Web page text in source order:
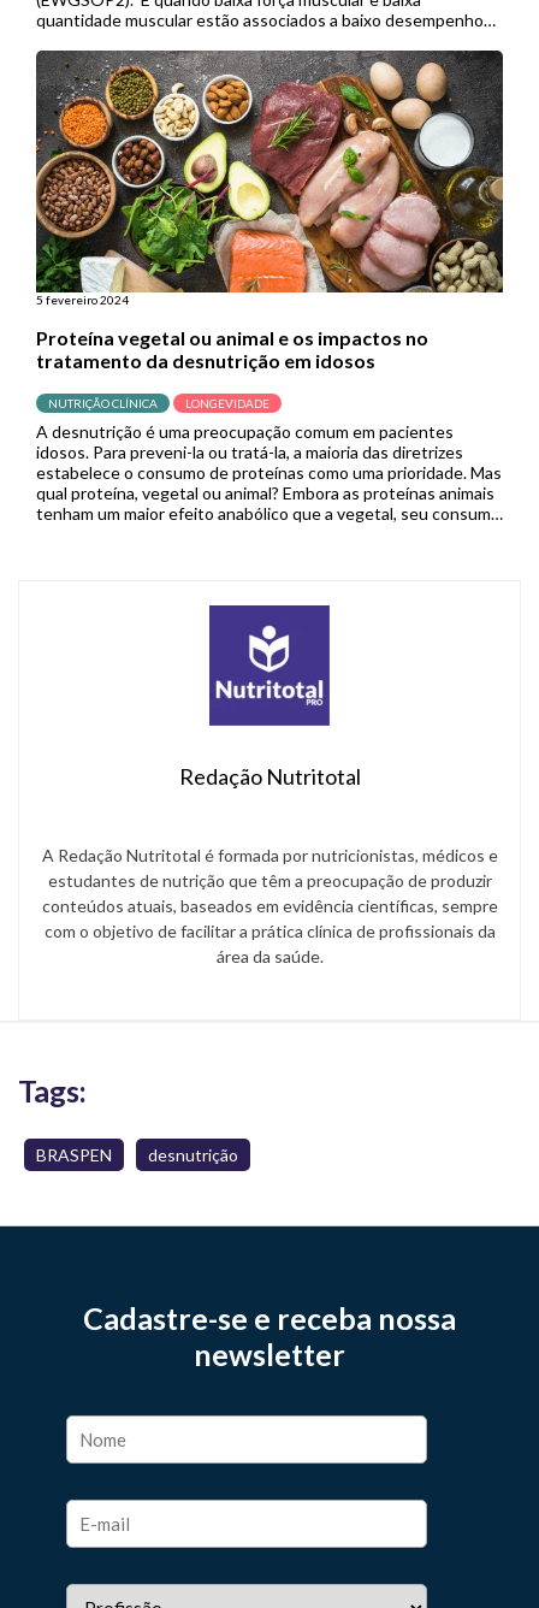
quantidade muscular estão associados a baixo desempenho
estão disponíveis para medir a […]
5 fevereiro 2024
Proteína vegetal ou animal e os impactos no
tratamento da desnutrição em idosos
NUTRIÇÃO CLÍNICA LONGEVIDADE
A desnutrição é uma preocupação comum em pacientes
idosos. Para preveni-la ou tratá-la, a maioria das diretrizes
estabelece o consumo de proteínas como uma prioridade. Mas
qual proteína, vegetal ou animal? Embora as proteínas animais
tenham um maior efeito anabólico que a vegetal, seu consumo
Redação Nutritotal
A Redação Nutritotal é formada por nutricionistas, médicos e
estudantes de nutrição que têm a preocupação de produzir
conteúdos atuais, baseados em evidência científicas, sempre
com o objetivo de facilitar a prática clínica de profissionais da
área da saúde.
Tags:
BRASPEN desnutrição
Cadastre-se e receba nossa
newsletter